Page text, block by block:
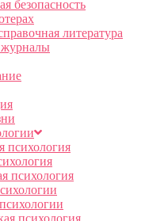
безопасность
литература
психология
психология
психология